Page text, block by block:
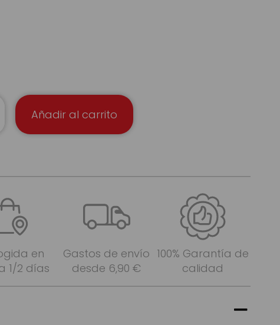
Añadir al carrito
en
1/2 días
Gastos de envío
desde 6,90 €
100% Garantía de
calidad